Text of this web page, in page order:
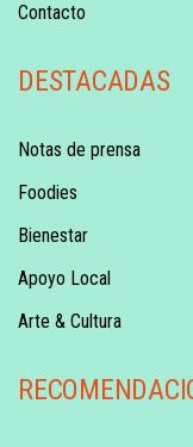
Contacto
DESTACADAS
Notas de prensa
Foodies
Bienestar
Apoyo Local
Arte & Cultura